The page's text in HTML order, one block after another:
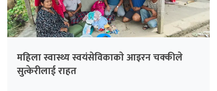
महिला स्वास्थ्य स्वयंसेविकाकाे आइरन चक्कीले
सुत्केरीलाई राहत